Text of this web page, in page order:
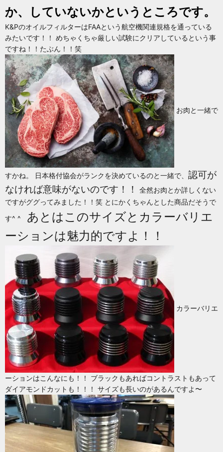
か、していないかというところです。
K&PのオイルフィルターはFAAという航空機関連規格を通っている
みたいです！！ めちゃくちゃ厳しい試験にクリアしているという事
ですね！！たぶん！！笑
お肉と一緒で
すかね。 日本格付協会がランクを決めているのと一緒で、 認可が
なければ意味がないのです！！
全然お肉とか詳しくない
ですがググってみました！！笑 とにかくちゃんとした商品だそうで
す^ ^ あとはこのサイズとカラーバリエ
ーションは魅力的ですよ！！
カラーバリエ
ーションはこんなにも！！ ブラックもあればコントラストもあって
ダイアモンドカットも！！！ サイズも長いのがあるんですよ〜